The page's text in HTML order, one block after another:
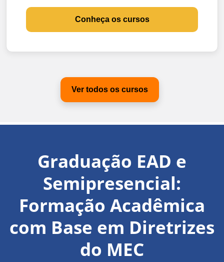
Conheça os cursos
Ver todos os cursos
Graduação EAD e
Semipresencial:
Formação Acadêmica
com Base em Diretrizes
do MEC